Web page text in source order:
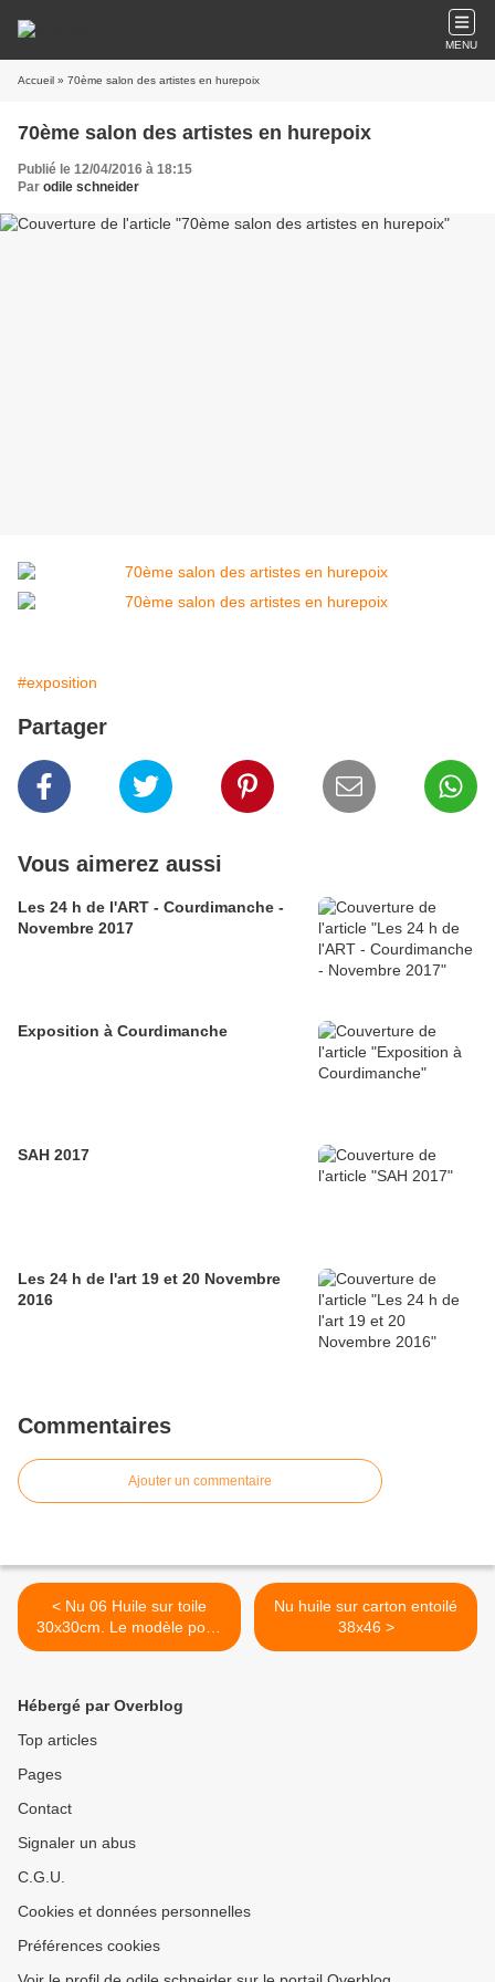
MENU
Accueil » 70ème salon des artistes en hurepoix
70ème salon des artistes en hurepoix
Publié le 12/04/2016 à 18:15
Par odile schneider
#exposition
Partager
Vous aimerez aussi
Les 24 h de l'ART - Courdimanche -
Novembre 2017
Exposition à Courdimanche
SAH 2017
Les 24 h de l'art 19 et 20 Novembre
2016
Commentaires
Ajouter un commentaire
< Nu 06 Huile sur toile
30x30cm. Le modèle pose
2 heures
Nu huile sur carton entoilé
38x46 >
Hébergé par Overblog
Top articles
Pages
Contact
Signaler un abus
C.G.U.
Cookies et données personnelles
Préférences cookies